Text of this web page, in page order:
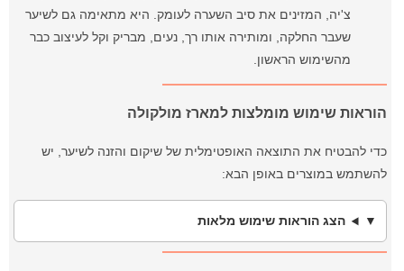
צ'יה, המזינים את סיב השערה לעומק. היא מתאימה גם לשיער
שעבר החלקה, ומותירה אותו רך, נעים, מבריק וקל לעיצוב כבר
מהשימוש הראשון.
הוראות שימוש מומלצות למארז מולקולה
כדי להבטיח את התוצאה האופטימלית של שיקום והזנה לשיער, יש
להשתמש במוצרים באופן הבא:
הצג הוראות שימוש מלאות